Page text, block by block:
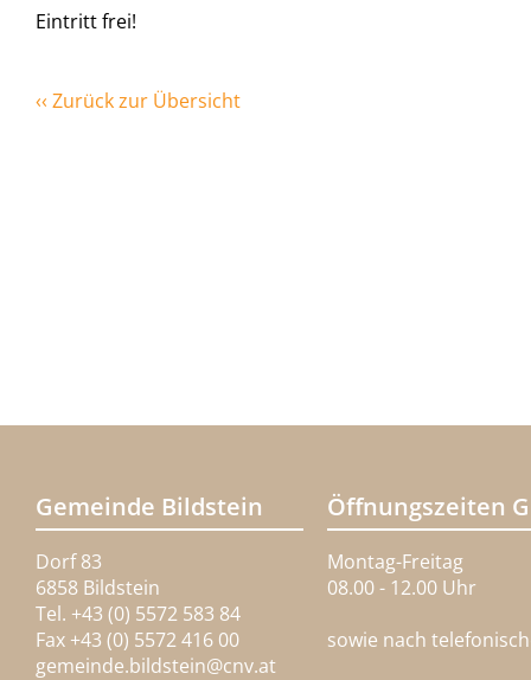
Eintritt frei!
‹‹ Zurück zur Übersicht
Gemeinde Bildstein
Dorf 83
6858 Bildstein
Tel. +43 (0) 5572 583 84
Fax +43 (0) 5572 416 00
gemeinde.bildstein@cnv.at
Öffnungszeiten
Montag-Freitag
08.00 - 12.00 Uhr
sowie nach